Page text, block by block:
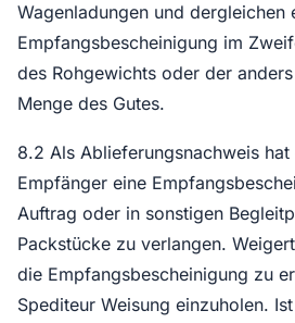
Wagenladungen und dergleichen
Empfangsbescheinigung im
des Rohgewichts oder der
Menge des Gutes.
8.2 Als Ablieferungsnachweis
Empfänger eine
Auftrag oder in sonstigen
Packstücke zu verlangen.
die Empfangsbescheinigung zu
Spediteur Weisung einzuholen.